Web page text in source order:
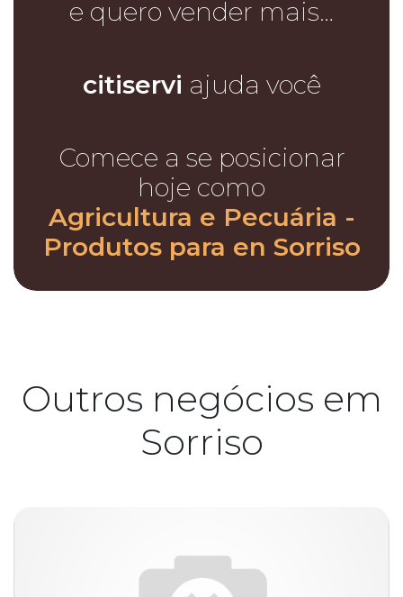
e quero vender mais…
citiservi ajuda você
Comece a se posicionar
hoje como
Agricultura e Pecuária -
Produtos para en Sorriso
Outros negócios em
Sorriso